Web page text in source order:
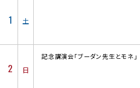
1 土
2 日
記念講演会「ブーダン先生とモネ」